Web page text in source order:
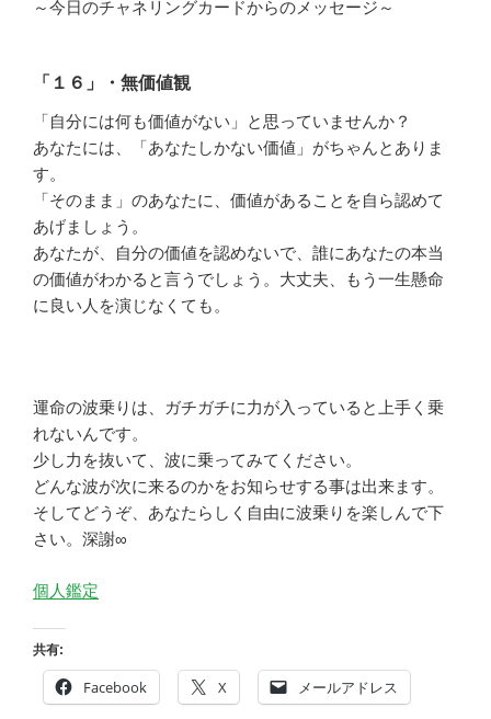
～今日のチャネリングカードからのメッセージ～
「１６」・無価値観
「自分には何も価値がない」と思っていませんか？
あなたには、「あなたしかない価値」がちゃんとありま
す。
「そのまま」のあなたに、価値があることを自ら認めて
あげましょう。
あなたが、自分の価値を認めないで、誰にあなたの本当
の価値がわかると言うでしょう。大丈夫、もう一生懸命
に良い人を演じなくても。
運命の波乗りは、ガチガチに力が入っていると上手く乗
れないんです。
少し力を抜いて、波に乗ってみてください。
どんな波が次に来るのかをお知らせする事は出来ます。
そしてどうぞ、あなたらしく自由に波乗りを楽しんで下
さい。深謝∞
個人鑑定
共有:
Facebook X メールアドレス